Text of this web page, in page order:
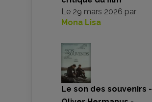
Le 29 mars 2026 par
Mona Lisa
Le son des souvenirs -